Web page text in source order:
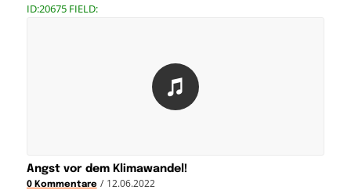
ID:20675 FIELD:
Angst vor dem Klimawandel!
0 Kommentare / 12.06.2022